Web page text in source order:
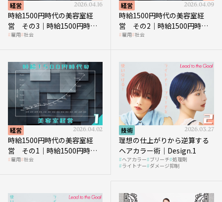
経営 2026.04.16
時給1500円時代の美容室経
営 その3｜時給1500円時
代、美容業はどのような影響
雇用 社会
経営 2026.04.09
時給1500円時代の美容室経
営 その2｜時給1500円時代
に支払う給与はいくらなのか
雇用 社会
経営 2026.04.02
時給1500円時代の美容室経
営 その1｜時給1500円時代
へ向かう社会的背景
雇用 社会
技術 2026.03.27
理想の仕上がりから逆算する
ヘアカラー術｜Design.1
ヘアカラー ブリーチ 処理剤
ライトナー ダメージ抑制